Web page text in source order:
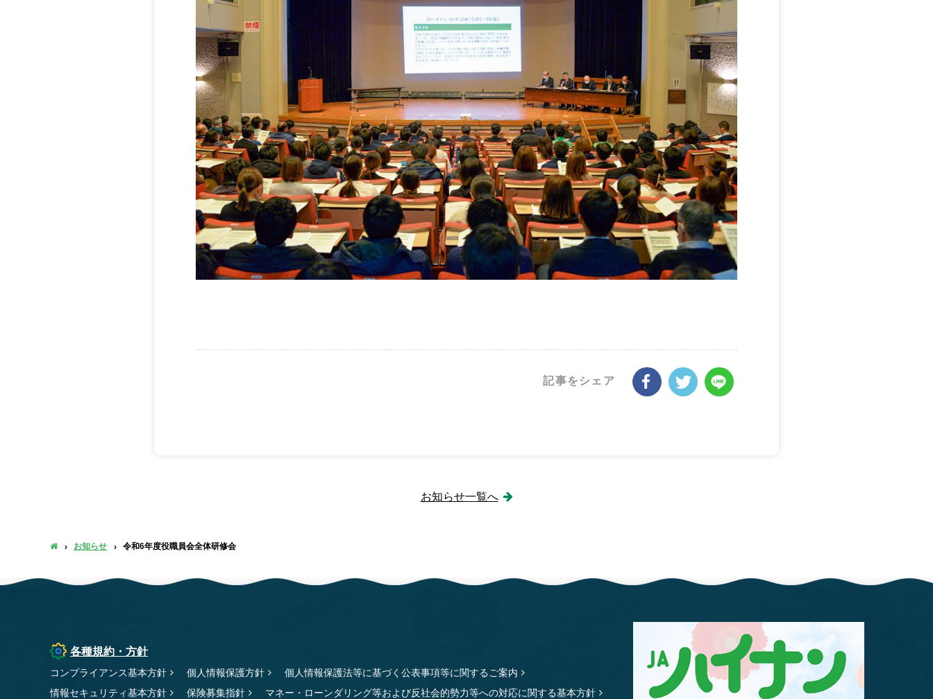
記事をシェア
お知らせ一覧へ
お知らせ 令和6年度役職員会全体研修会
各種規約・方針
コンプライアンス基本方針 個人情報保護方針
個人情報保護法等に基づく公表事項等に関するご案内
情報セキュリティ基本方針
保険募集指針 マネー・ローンダリング等および反社会的勢力等への対応に関する基本方針